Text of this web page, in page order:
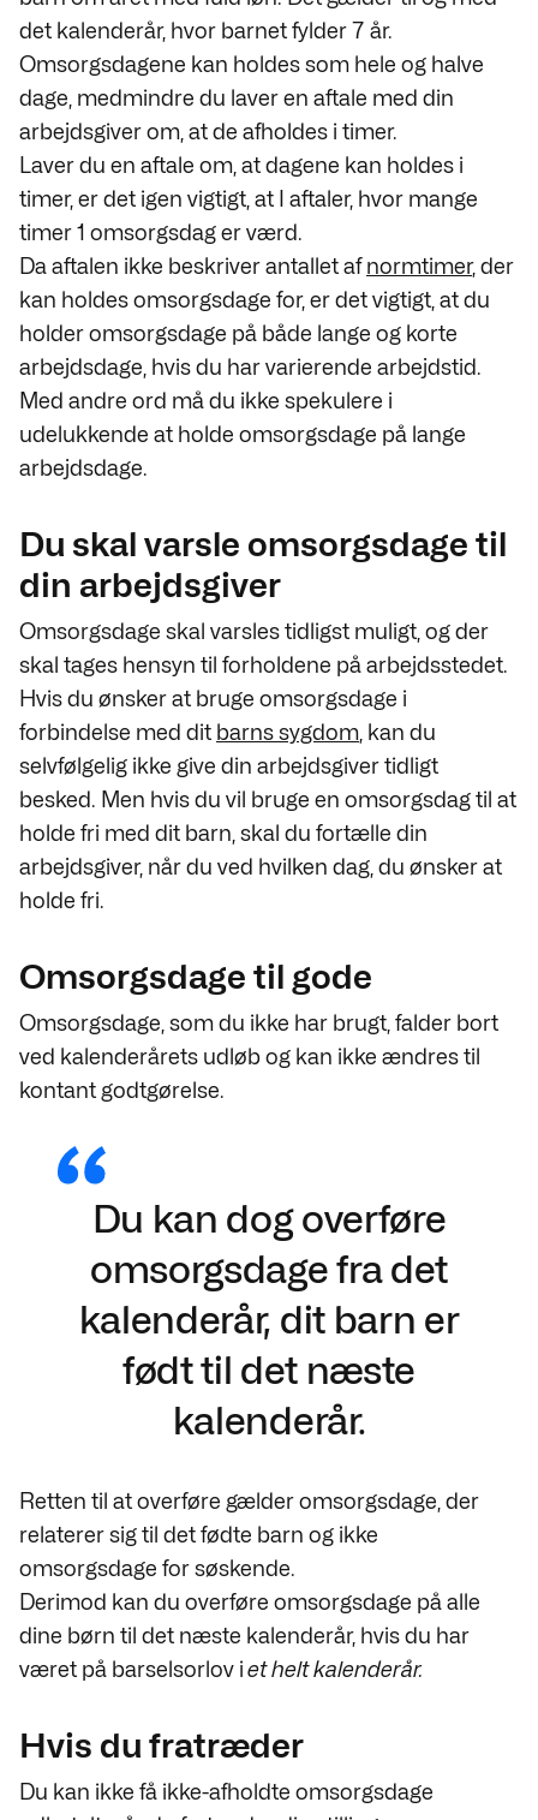
det kalenderår, hvor barnet fylder 7 år.
Omsorgsdagene kan holdes som hele og halve
dage, medmindre du laver en aftale med din
arbejdsgiver om, at de afholdes i timer.
Laver du en aftale om, at dagene kan holdes i
timer, er det igen vigtigt, at I aftaler, hvor mange
timer 1 omsorgsdag er værd.
Da aftalen ikke beskriver antallet afnormtimer, der
kan holdes omsorgsdage for, er det vigtigt, at du
holder omsorgsdage på både lange og korte
arbejdsdage, hvis du har varierende arbejdstid.
Med andre ord må du ikke spekulere i
udelukkende at holde omsorgsdage på lange
arbejdsdage.
Du skal varsle omsorgsdage til
din arbejdsgiver
Omsorgsdage skal varsles tidligst muligt, og der
skal tages hensyn til forholdene på arbejdsstedet.
Hvis du ønsker at bruge omsorgsdage i
forbindelse med dit barns sygdom , kan du
selvfølgelig ikke give din arbejdsgiver tidligt
besked. Men hvis du vil bruge en omsorgsdag til at
holde fri med dit barn, skal du fortælle din
arbejdsgiver, når du ved hvilken dag, du ønsker at
holde fri.
Omsorgsdage til gode
Omsorgsdage, som du ikke har brugt, falder bort
ved kalenderårets udløb og kan ikke ændres til
kontant godtgørelse.
Du kan dog overføre
omsorgsdage fra det
kalenderår, dit barn er
født til det næste
kalenderår.
Retten til at overføre gælder omsorgsdage, der
relaterer sig til det fødte barn og ikke
omsorgsdage for søskende.
Derimod kan du overføre omsorgsdage på alle
dine børn til det næste kalenderår, hvis du har
været på barselsorlov i et helt kalenderår.
Hvis du fratræder
Du kan ikke få ikke-afholdte omsorgsdage